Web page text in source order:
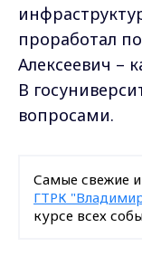
проработал
Алексеевич –
В
вопросами.
Самые свежие
ГТРК
курсе всех